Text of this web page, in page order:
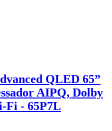
QLED 65”
AIPQ, Dolby
Fi - 65P7L